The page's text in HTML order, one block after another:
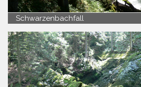
Schwarzenbachfall